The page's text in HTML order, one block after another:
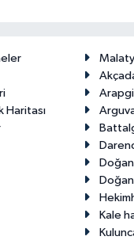
Haritası
Kale